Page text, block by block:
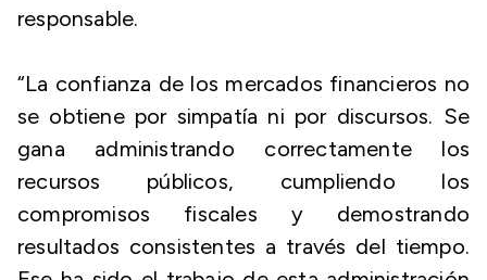
responsable.
“La confianza de los mercados financieros no
se obtiene por simpatía ni por discursos. Se
gana administrando correctamente los
recursos públicos, cumpliendo los
compromisos fiscales y demostrando
resultados consistentes a través del tiempo.